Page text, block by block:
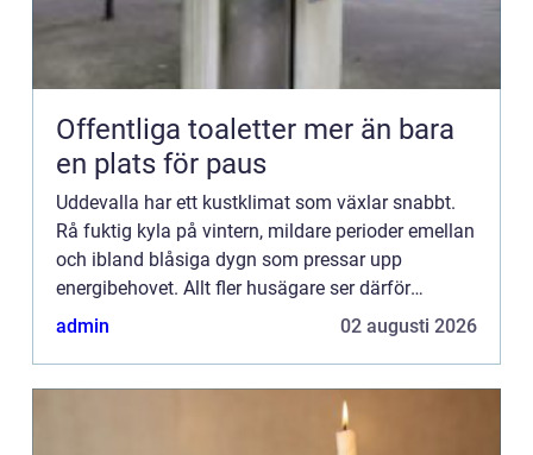
Offentliga toaletter mer än bara
en plats för paus
Uddevalla har ett kustklimat som växlar snabbt.
Rå fuktig kyla på vintern, mildare perioder emellan
och ibland blåsiga dygn som pressar upp
energibehovet. Allt fler husägare ser därför
värmepumpen som ett s&...
admin 02 augusti 2026